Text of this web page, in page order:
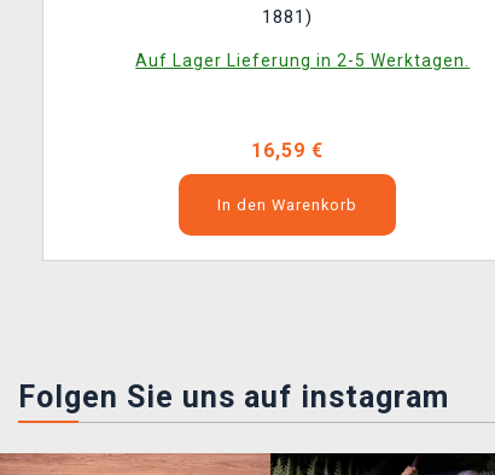
1881)
Auf Lager Lieferung in 2-5 Werktagen.
16,59 €
In den Warenkorb
Folgen Sie uns auf instagram